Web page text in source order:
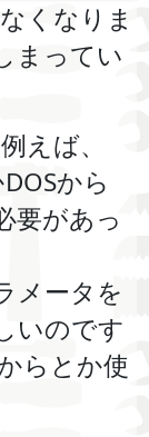
くなりま
まってい
えば、
から
要があっ
メータを
いのです
らとか使